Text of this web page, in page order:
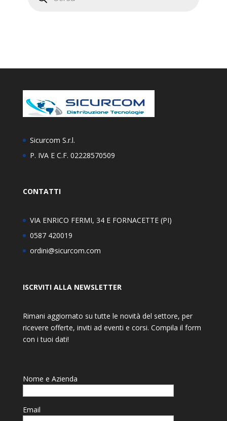
Sicurcom S.r.l.
P. IVA E C.F. 02228570509
CONTATTI
VIA ENRICO FERMI, 34 E FORNACETTE (PI)
0587 420019
ordini@sicurcom.com
ISCRVITI ALLA NEWSLETTER
Rimani aggiornato su tutte le novità del settore, per
ricevere offerte, inviti ad eventi e corsi. Compila il form
con i tuoi dati!
Nome e Azienda
Email